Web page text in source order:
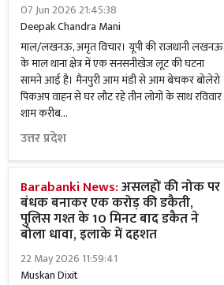
07 Jun 2026 21:45:38
Deepak Chandra Mani
माल/लखनऊ, अमृत विचार। यूपी की राजधानी लखनऊ
के माल थाना क्षेत्र में एक सनसनीखेज लूट की घटना
सामने आई है। मैनपुरी आम मंडी से आम बेचकर बोलेरो
पिकअप वाहन से घर लौट रहे तीन लोगों के साथ रविवार
शाम करीब...
उत्तर प्रदेश
Barabanki News:असलहों की नोक पर
बंधक बनाकर एक करोड़ की डकैती,
पुलिस गश्त के 10 मिनट बाद डकैत ने
बोला धावा, इलाके में दहशत
22 May 2026 11:59:41
Muskan Dixit